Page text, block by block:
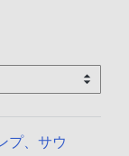
プ、サウ